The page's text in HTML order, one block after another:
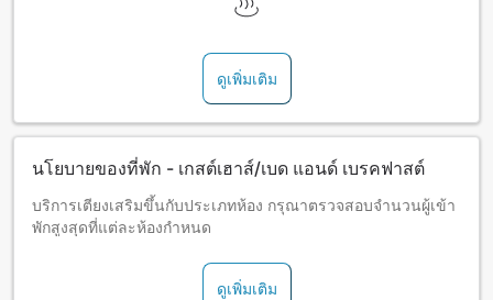
ดูเพิ่มเติม
นโยบายของที่พัก - เกสต์เฮาส์/เบด แอนด์ เบรคฟาสต์
บริการเตียงเสริมขึ้นกับประเภทห้อง กรุณาตรวจสอบจำนวนผู้เข้า
พักสูงสุดที่แต่ละห้องกำหนด
ดูเพิ่มเติม